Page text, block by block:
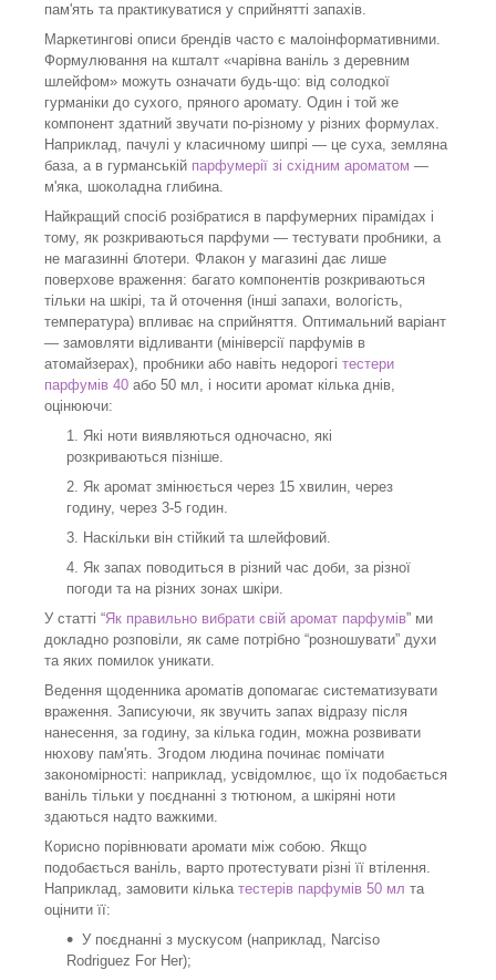
пам'ять та практикуватися у сприйнятті запахів.
Маркетингові описи брендів часто є малоінформативними.
Формулювання на кшталт «чарівна ваніль з деревним
шлейфом» можуть означати будь-що: від солодкої
гурманіки до сухого, пряного аромату. Один і той же
компонент здатний звучати по-різному у різних формулах.
Наприклад, пачулі у класичному шипрі — це суха, земляна
база, а в гурманській парфумерії зі східним ароматом —
м'яка, шоколадна глибина.
Найкращий спосіб розібратися в парфумерних пірамідах і
тому, як розкриваються парфуми — тестувати пробники, а
не магазинні блотери. Флакон у магазині дає лише
поверхове враження: багато компонентів розкриваються
тільки на шкірі, та й оточення (інші запахи, вологість,
температура) впливає на сприйняття. Оптимальний варіант
— замовляти відливанти (мініверсії парфумів в
атомайзерах), пробники або навіть недорогі тестери
парфумів 40 або 50 мл, і носити аромат кілька днів,
оцінюючи:
Які ноти виявляються одночасно, які
розкриваються пізніше.
Як аромат змінюється через 15 хвилин, через
годину, через 3-5 годин.
Наскільки він стійкий та шлейфовий.
Як запах поводиться в різний час доби, за різної
погоди та на різних зонах шкіри.
У статті “Як правильно вибрати свій аромат парфумів” ми
докладно розповіли, як саме потрібно “розношувати” духи
та яких помилок уникати.
Ведення щоденника ароматів допомагає систематизувати
враження. Записуючи, як звучить запах відразу після
нанесення, за годину, за кілька годин, можна розвивати
нюхову пам'ять. Згодом людина починає помічати
закономірності: наприклад, усвідомлює, що їх подобається
ваніль тільки у поєднанні з тютюном, а шкіряні ноти
здаються надто важкими.
Корисно порівнювати аромати між собою. Якщо
подобається ваніль, варто протестувати різні її втілення.
Наприклад, замовити кілька тестерів парфумів 50 мл та
оцінити її:
У поєднанні з мускусом (наприклад, Narciso
Rodriguez For Her);